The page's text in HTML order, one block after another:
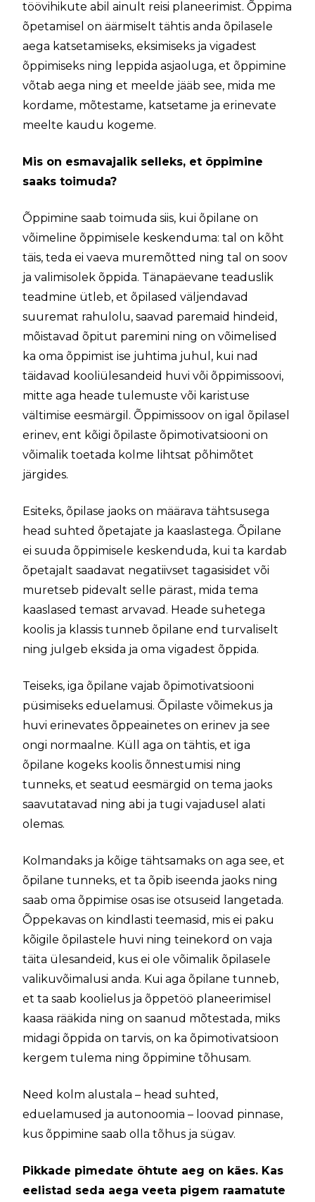
töövihikute abil ainult reisi planeerimist. Õppima
õpetamisel on äärmiselt tähtis anda õpilasele
aega katsetamiseks, eksimiseks ja vigadest
õppimiseks ning leppida asjaoluga, et õppimine
võtab aega ning et meelde jääb see, mida me
kordame, mõtestame, katsetame ja erinevate
meelte kaudu kogeme.
Mis on esmavajalik selleks, et õppimine
saaks toimuda?
Õppimine saab toimuda siis, kui õpilane on
võimeline õppimisele keskenduma: tal on kõht
täis, teda ei vaeva muremõtted ning tal on soov
ja valimisolek õppida. Tänapäevane teaduslik
teadmine ütleb, et õpilased väljendavad
suuremat rahulolu, saavad paremaid hindeid,
mõistavad õpitut paremini ning on võimelised
ka oma õppimist ise juhtima juhul, kui nad
täidavad kooliülesandeid huvi või õppimissoovi,
mitte aga heade tulemuste või karistuse
vältimise eesmärgil. Õppimissoov on igal õpilasel
erinev, ent kõigi õpilaste õpimotivatsiooni on
võimalik toetada kolme lihtsat põhimõtet
järgides.
Esiteks, õpilase jaoks on määrava tähtsusega
head suhted õpetajate ja kaaslastega. Õpilane
ei suuda õppimisele keskenduda, kui ta kardab
õpetajalt saadavat negatiivset tagasisidet või
muretseb pidevalt selle pärast, mida tema
kaaslased temast arvavad. Heade suhetega
koolis ja klassis tunneb õpilane end turvaliselt
ning julgeb eksida ja oma vigadest õppida.
Teiseks, iga õpilane vajab õpimotivatsiooni
püsimiseks eduelamusi. Õpilaste võimekus ja
huvi erinevates õppeainetes on erinev ja see
ongi normaalne. Küll aga on tähtis, et iga
õpilane kogeks koolis õnnestumisi ning
tunneks, et seatud eesmärgid on tema jaoks
saavutatavad ning abi ja tugi vajadusel alati
olemas.
Kolmandaks ja kõige tähtsamaks on aga see, et
õpilane tunneks, et ta õpib iseenda jaoks ning
saab oma õppimise osas ise otsuseid langetada.
Õppekavas on kindlasti teemasid, mis ei paku
kõigile õpilastele huvi ning teinekord on vaja
täita ülesandeid, kus ei ole võimalik õpilasele
valikuvõimalusi anda. Kui aga õpilane tunneb,
et ta saab koolielus ja õppetöö planeerimisel
kaasa rääkida ning on saanud mõtestada, miks
midagi õppida on tarvis, on ka õpimotivatsioon
kergem tulema ning õppimine tõhusam.
Need kolm alustala – head suhted,
eduelamused ja autonoomia – loovad pinnase,
kus õppimine saab olla tõhus ja sügav.
Pikkade pimedate õhtute aeg on käes. Kas
eelistad seda aega veeta pigem raamatute